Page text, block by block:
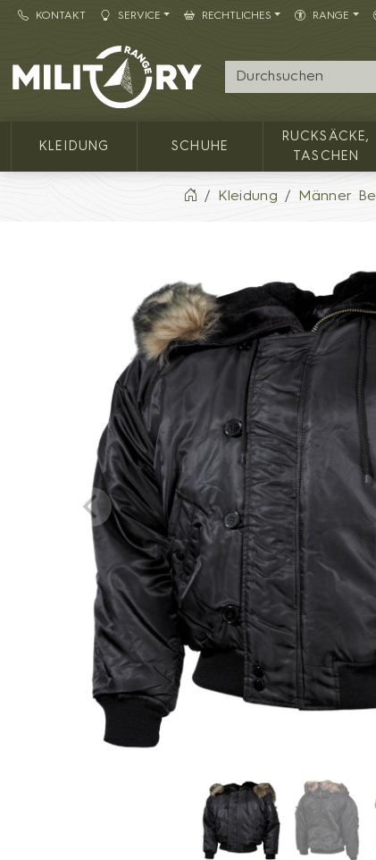
KONTAKT SERVICE RECHTLICHES RANGE
Army shop MILITARY RANGE
KLEIDUNG SCHUHE
RUCKSÄCKE,
TASCHEN
Kleidung Männer